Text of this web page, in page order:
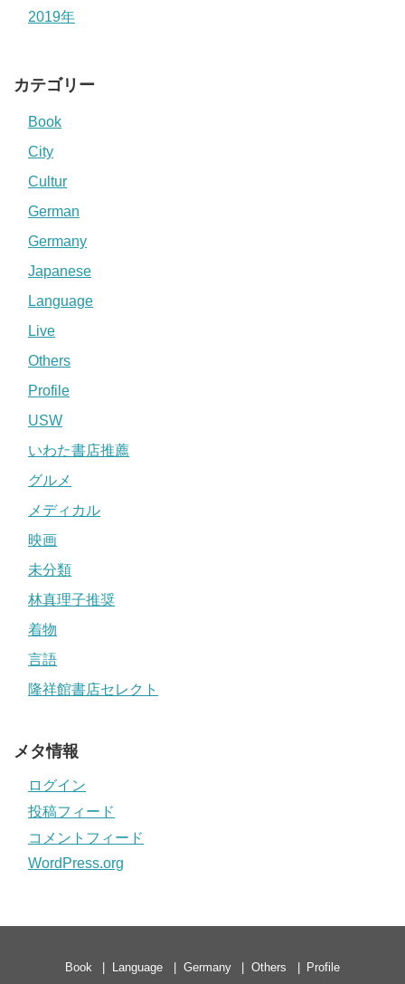
2019年
カテゴリー
Book
City
Cultur
German
Germany
Japanese
Language
Live
Others
Profile
USW
いわた書店推薦
グルメ
メディカル
映画
未分類
林真理子推奨
着物
言語
隆祥館書店セレクト
メタ情報
ログイン
投稿フィード
コメントフィード
WordPress.org
Book Language Germany Others Profile